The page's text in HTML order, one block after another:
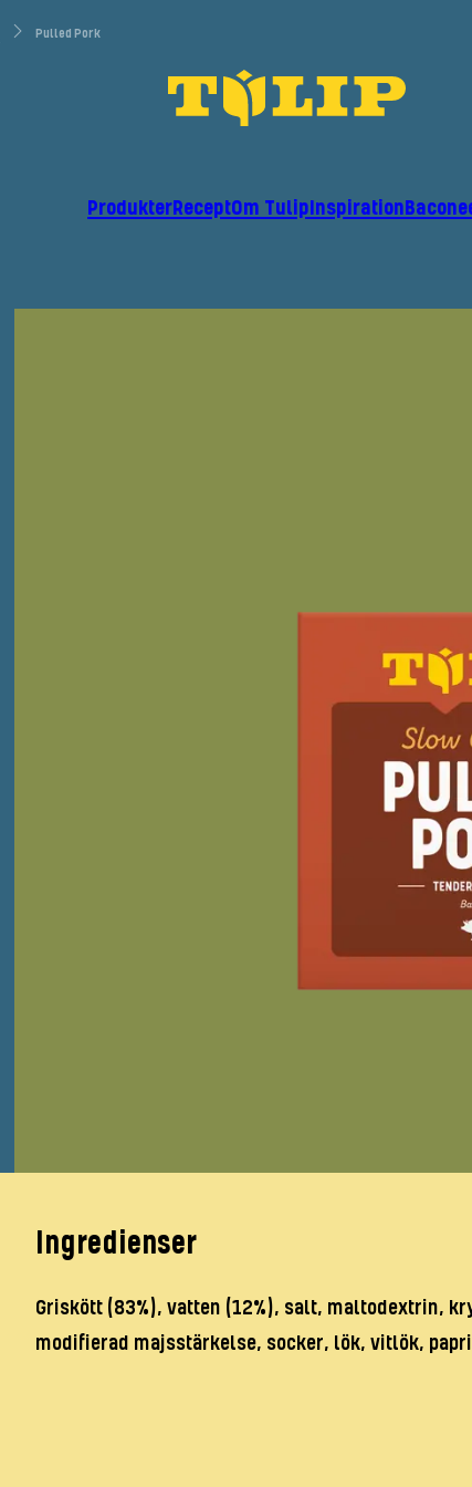
Pulled Pork
ProdukterReceptOm TulipInspiration
Ingredienser
Griskött (83%), vatten (12%), salt, maltodextrin,
modifierad majsstärkelse, socker, lök, vitlök,